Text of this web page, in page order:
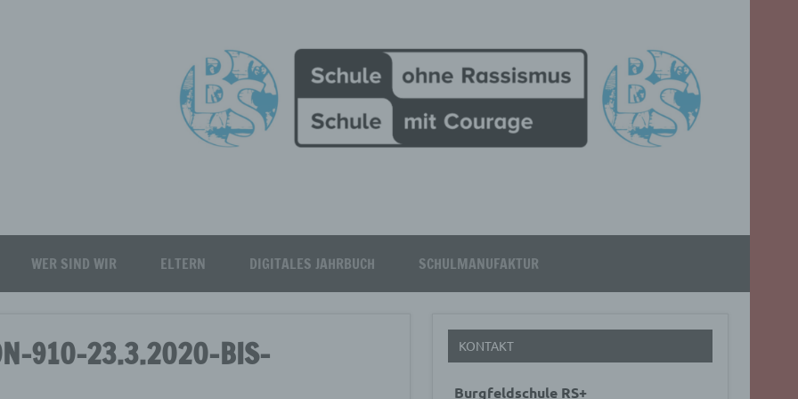
Burgfeld Realschule plus
WER SIND WIR ELTERN DIGITALES JAHRBUCH SCHULMANUFAKTUR
910-23.3.2020-BIS-
KONTAKT
Burgfeldschule RS+